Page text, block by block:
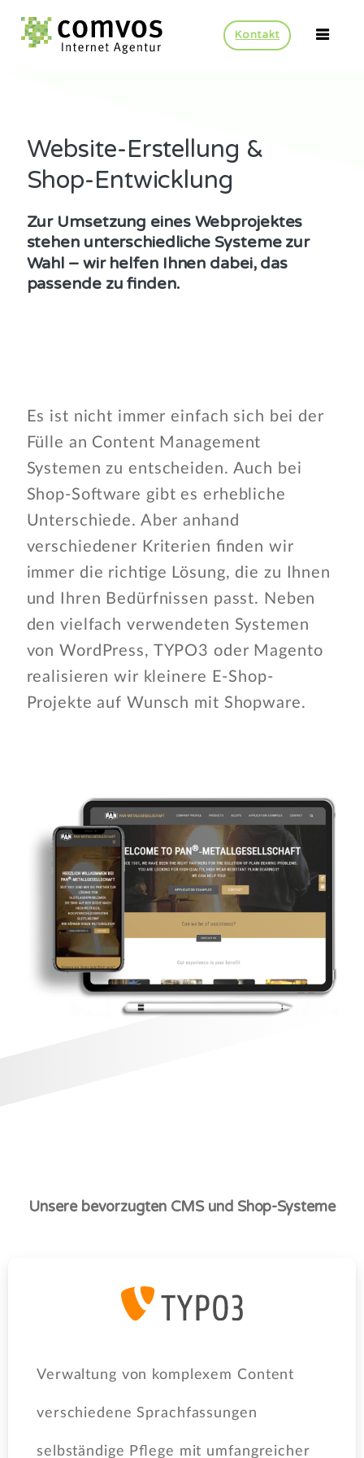
Kontakt
Website-Erstellung &
Shop-Entwicklung
Zur Umsetzung eines Webprojektes
stehen unterschiedliche Systeme zur
Wahl – wir helfen Ihnen dabei, das
passende zu finden.
Es ist nicht immer einfach sich bei der
Fülle an Content Management
Systemen zu entscheiden. Auch bei
Shop-Software gibt es erhebliche
Unterschiede. Aber anhand
verschiedener Kriterien finden wir
immer die richtige Lösung, die zu Ihnen
und Ihren Bedürfnissen passt. Neben
den vielfach verwendeten Systemen
von WordPress, TYPO3 oder Magento
realisieren wir kleinere E-Shop-
Projekte auf Wunsch mit Shopware.
Unsere bevorzugten CMS und Shop-Systeme
Verwaltung von komplexem Content
verschiedene Sprachfassungen
selbständige Pflege mit umfangreicher